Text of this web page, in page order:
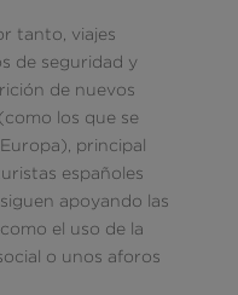
tanto, viajes
de seguridad y
de nuevos
los que se
principal
españoles
apoyando las
el uso de la
o unos aforos